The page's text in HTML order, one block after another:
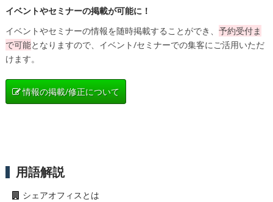
イベントやセミナーの掲載が可能に！
イベントやセミナーの情報を随時掲載することができ、 予約受付ま
で可能となりますので、イベント/セミナーでの集客にご活用いただ
けます。
情報の掲載/修正について
用語解説
シェアオフィスとは